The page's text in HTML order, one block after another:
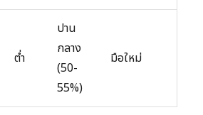
ต่ำ
ปาน
กลาง
(50-
55%)
มือใหม่